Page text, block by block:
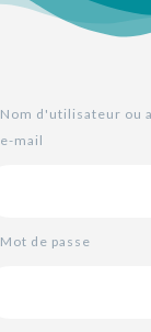
Nom d'utilisateur ou
e-mail
Mot de passe